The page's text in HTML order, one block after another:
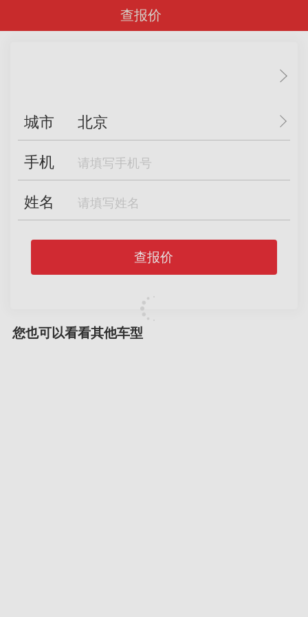
查报价
城市 北京
手机
姓名
查报价
您也可以看看其他车型